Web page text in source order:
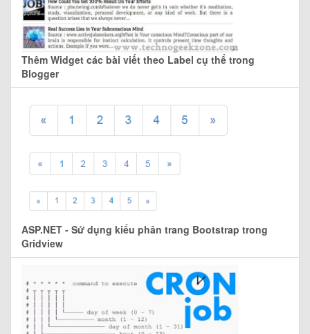
Thêm Widget các bài viết theo Label cụ thể trong
Blogger
ASP.NET - Sử dụng kiểu phân trang Bootstrap trong
Gridview